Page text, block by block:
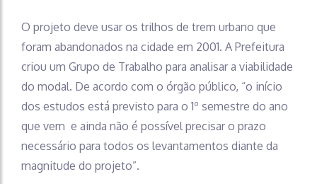
O projeto deve usar os trilhos de trem urbano que
foram abandonados na cidade em 2001. A Prefeitura
criou um Grupo de Trabalho para analisar a viabilidade
do modal. De acordo com o órgão público, “o início
dos estudos está previsto para o 1º semestre do ano
que vem e ainda não é possível precisar o prazo
necessário para todos os levantamentos diante da
magnitude do projeto”.